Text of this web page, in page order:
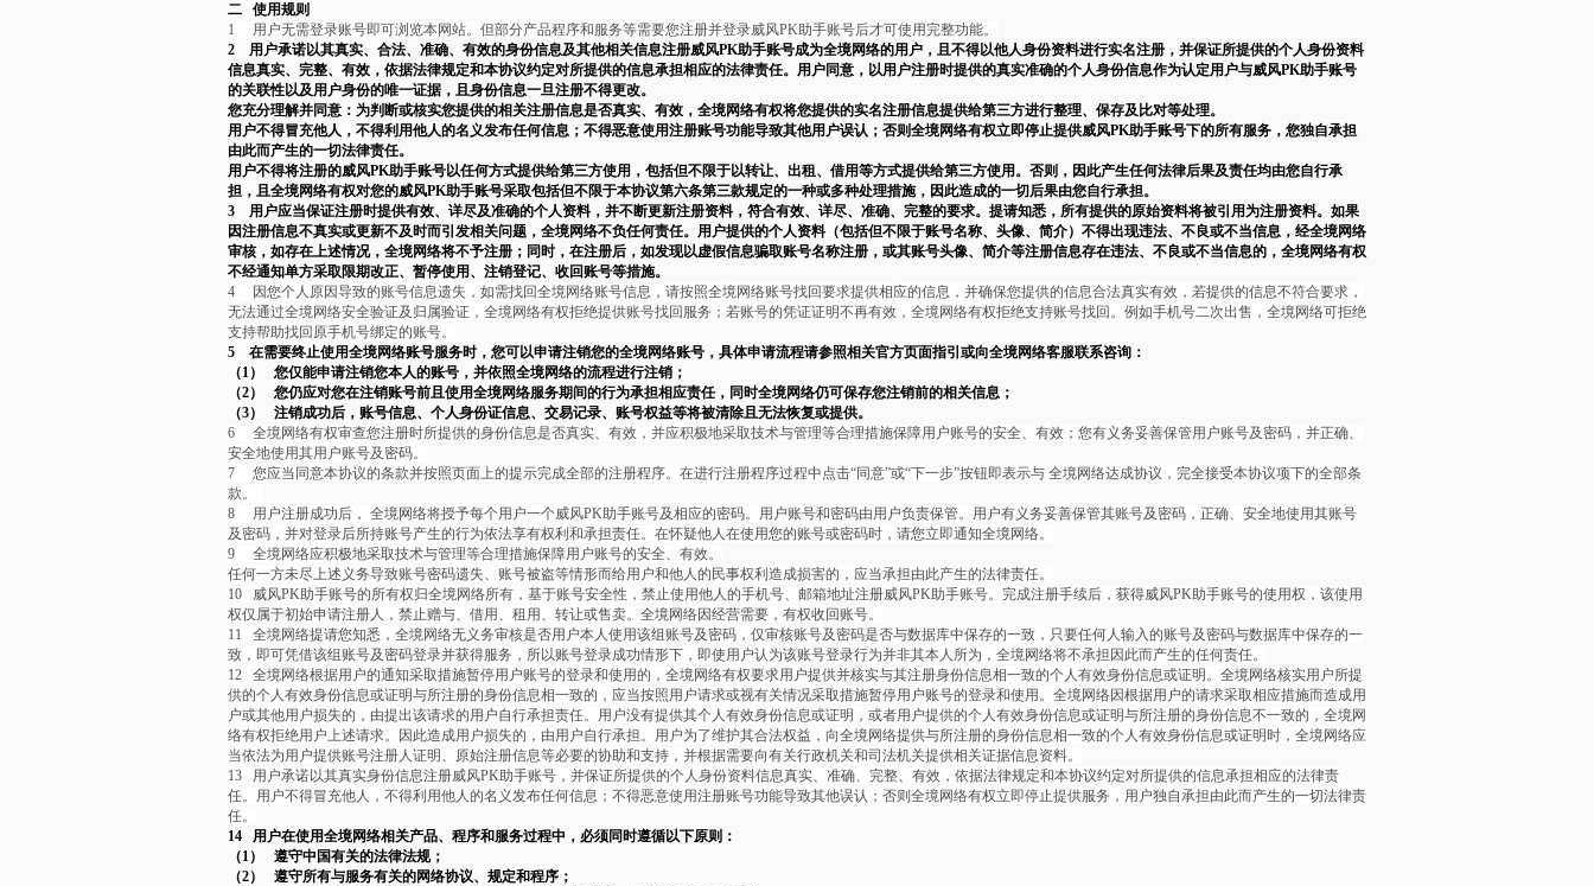
二 使用规则
1
用户无需登录账号即可浏览本网站。但部分产品程序和服务等需要您注册并登录威风PK助手账号后才可使用完整功能。
2 用户承诺以其真实、合法、准确、有效的身份信息及其他相关信息注册威风PK助手账号成为全境网络的用户，且不得以他人身份资料进行实名注册，并保证所提供的个人身份资料
信息真实、完整、有效，依据法律规定和本协议约定对所提供的信息承担相应的法律责任。用户同意，以用户注册时提供的真实准确的个人身份信息作为认定用户与威风PK助手账号
的关联性以及用户身份的唯一证据，且身份信息一旦注册不得更改。
您充分理解并同意：为判断或核实您提供的相关注册信息是否真实、有效，全境网络有权将您提供的实名注册信息提供给第三方进行整理、保存及比对等处理。
用户不得冒充他人，不得利用他人的名义发布任何信息；不得恶意使用注册账号功能导致其他用户误认；否则全境网络有权立即停止提供威风PK助手账号下的所有服务，您独自承担
由此而产生的一切法律责任。
用户不得将注册的威风PK助手账号以任何方式提供给第三方使用，包括但不限于以转让、出租、借用等方式提供给第三方使用。否则，因此产生任何法律后果及责任均由您自行承
担，且全境网络有权对您的威风PK助手账号采取包括但不限于本协议第六条第三款规定的一种或多种处理措施，因此造成的一切后果由您自行承担。
3 用户应当保证注册时提供有效、详尽及准确的个人资料，并不断更新注册资料，符合有效、详尽、准确、完整的要求。提请知悉，所有提供的原始资料将被引用为注册资料。如果
因注册信息不真实或更新不及时而引发相关问题，全境网络不负任何责任。用户提供的个人资料（包括但不限于账号名称、头像、简介）不得出现违法、不良或不当信息，经全境网络
审核，如存在上述情况，全境网络将不予注册；同时，在注册后，如发现以虚假信息骗取账号名称注册，或其账号头像、简介等注册信息存在违法、不良或不当信息的，全境网络有权
不经通知单方采取限期改正、暂停使用、注销登记、收回账号等措施。
4
因您个人原因导致的账号信息遗失，如需找回全境网络账号信息，请按照全境网络账号找回要求提供相应的信息，并确保您提供的信息合法真实有效，若提供的信息不符合要求，
无法通过全境网络安全验证及归属验证，全境网络有权拒绝提供账号找回服务；若账号的凭证证明不再有效，全境网络有权拒绝支持账号找回。例如手机号二次出售，全境网络可拒绝
支持帮助找回原手机号绑定的账号。
5 在需要终止使用全境网络账号服务时，您可以申请注销您的全境网络账号，具体申请流程请参照相关官方页面指引或向全境网络客服联系咨询：
（1） 您仅能申请注销您本人的账号，并依照全境网络的流程进行注销；
（2） 您仍应对您在注销账号前且使用全境网络服务期间的行为承担相应责任，同时全境网络仍可保存您注销前的相关信息；
（3） 注销成功后，账号信息、个人身份证信息、交易记录、账号权益等将被清除且无法恢复或提供。
6
全境网络有权审查您注册时所提供的身份信息是否真实、有效，并应积极地采取技术与管理等合理措施保障用户账号的安全、有效；您有义务妥善保管用户账号及密码，并正确、
安全地使用其用户账号及密码。
7
您应当同意本协议的条款并按照页面上的提示完成全部的注册程序。在进行注册程序过程中点击“同意”或“下一步”按钮即表示与 全境网络达成协议，完全接受本协议项下的全部条
款。
8
用户注册成功后， 全境网络将授予每个用户一个威风PK助手账号及相应的密码。用户账号和密码由用户负责保管。用户有义务妥善保管其账号及密码，正确、安全地使用其账号
及密码，并对登录后所持账号产生的行为依法享有权利和承担责任。在怀疑他人在使用您的账号或密码时，请您立即通知全境网络。
9
全境网络应积极地采取技术与管理等合理措施保障用户账号的安全、有效。
任何一方未尽上述义务导致账号密码遗失、账号被盗等情形而给用户和他人的民事权利造成损害的，应当承担由此产生的法律责任。
10
威风PK助手账号的所有权归全境网络所有，基于账号安全性，禁止使用他人的手机号、邮箱地址注册威风PK助手账号。完成注册手续后，获得威风PK助手账号的使用权，该使用
权仅属于初始申请注册人，禁止赠与、借用、租用、转让或售卖。全境网络因经营需要，有权收回账号。
11
全境网络提请您知悉，全境网络无义务审核是否用户本人使用该组账号及密码，仅审核账号及密码是否与数据库中保存的一致，只要任何人输入的账号及密码与数据库中保存的一
致，即可凭借该组账号及密码登录并获得服务，所以账号登录成功情形下，即使用户认为该账号登录行为并非其本人所为，全境网络将不承担因此而产生的任何责任。
12
全境网络根据用户的通知采取措施暂停用户账号的登录和使用的，全境网络有权要求用户提供并核实与其注册身份信息相一致的个人有效身份信息或证明。全境网络核实用户所提
供的个人有效身份信息或证明与所注册的身份信息相一致的，应当按照用户请求或视有关情况采取措施暂停用户账号的登录和使用。全境网络因根据用户的请求采取相应措施而造成用
户或其他用户损失的，由提出该请求的用户自行承担责任。用户没有提供其个人有效身份信息或证明，或者用户提供的个人有效身份信息或证明与所注册的身份信息不一致的，全境网
络有权拒绝用户上述请求。因此造成用户损失的，由用户自行承担。用户为了维护其合法权益，向全境网络提供与所注册的身份信息相一致的个人有效身份信息或证明时，全境网络应
当依法为用户提供账号注册人证明、原始注册信息等必要的协助和支持，并根据需要向有关行政机关和司法机关提供相关证据信息资料。
13
用户承诺以其真实身份信息注册威风PK助手账号，并保证所提供的个人身份资料信息真实、准确、完整、有效，依据法律规定和本协议约定对所提供的信息承担相应的法律责
任。用户不得冒充他人，不得利用他人的名义发布任何信息；不得恶意使用注册账号功能导致其他误认；否则全境网络有权立即停止提供服务，用户独自承担由此而产生的一切法律责
任。
14 用户在使用全境网络相关产品、程序和服务过程中，必须同时遵循以下原则：
（1） 遵守中国有关的法律法规；
（2） 遵守所有与服务有关的网络协议、规定和程序；